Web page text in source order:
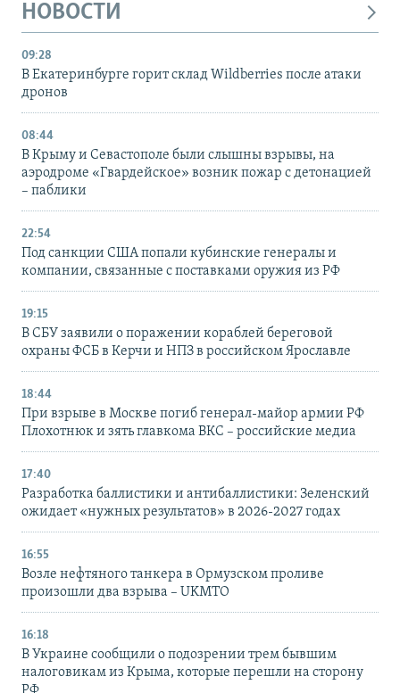
НОВОСТИ
09:28
В Екатеринбурге горит склад Wildberries после атаки
дронов
08:44
В Крыму и Севастополе были слышны взрывы, на
аэродроме «Гвардейское» возник пожар с детонацией
– паблики
22:54
Под санкции США попали кубинские генералы и
компании, связанные с поставками оружия из РФ
19:15
В СБУ заявили о поражении кораблей береговой
охраны ФСБ в Керчи и НПЗ в российском Ярославле
18:44
При взрыве в Москве погиб генерал-майор армии РФ
Плохотнюк и зять главкома ВКС – российские медиа
17:40
Разработка баллистики и антибаллистики: Зеленский
ожидает «нужных результатов» в 2026-2027 годах
16:55
Возле нефтяного танкера в Ормузском проливе
произошли два взрыва – UKMTO
16:18
В Украине сообщили о подозрении трем бывшим
налоговикам из Крыма, которые перешли на сторону
РФ